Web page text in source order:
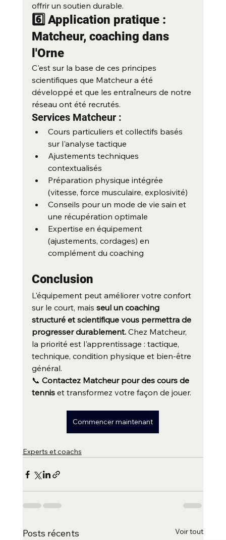
offrir un soutien durable.
6️⃣ Application pratique :
Matcheur, coaching dans
l'Orne
C'est sur la base de ces principes
scientifiques que Matcheur a été
développé et que les entraîneurs de notre
réseau ont été recrutés.
Services Matcheur :
Cours particuliers et collectifs basés
sur l'analyse tactique
Ajustements techniques
contextualisés
Préparation physique intégrée
(vitesse, force musculaire, explosivité)
Conseils pour un mode de vie sain et
une récupération optimale
Expertise en équipement
(ajustements, cordages) en
complément du coaching
Conclusion
L'équipement peut améliorer votre confort
sur le court, mais seul un coaching
structuré et scientifique vous permettra de
progresser durablement. Chez Matcheur,
la priorité est l'apprentissage : tactique,
technique, condition physique et bien-être
général.
📞 Contactez Matcheur pour des cours de
tennis et transformez votre façon de jouer.
Commencer maintenant
Experts et coachs
Posts récents Voir tout